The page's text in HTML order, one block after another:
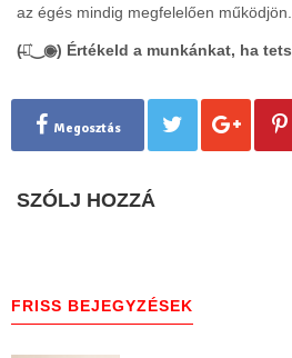
az égés mindig megfelelően működjön.
(̶◉͛‿◉̶) Értékeld a munkánkat, ha
Megosztás
SZÓLJ HOZZÁ
FRISS BEJEGYZÉSEK